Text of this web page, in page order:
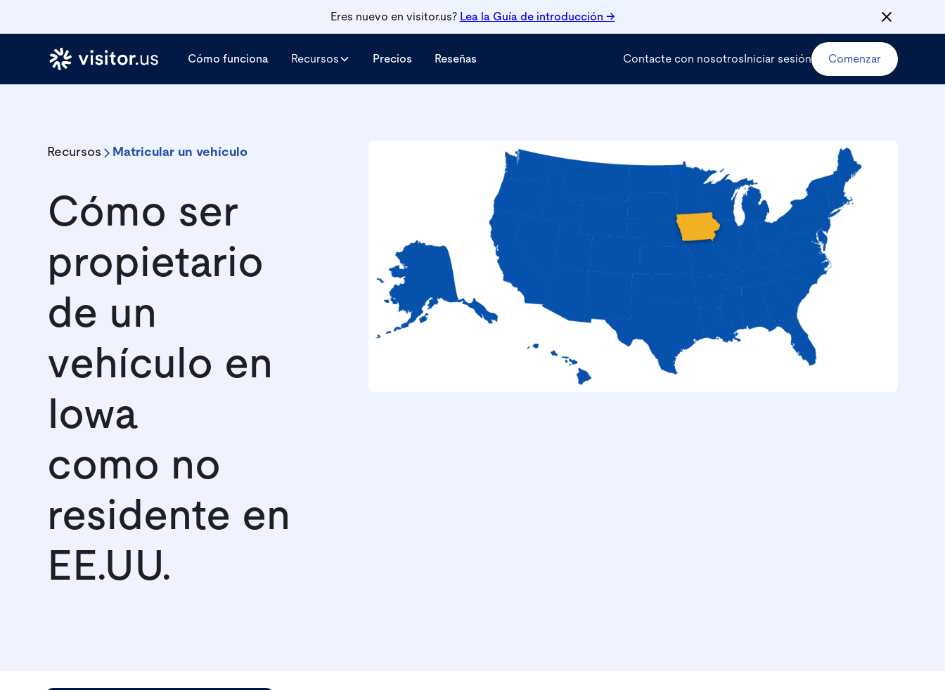
Eres nuevo en visitor.us? Lea la Guía de introducción →
Cómo funciona Recursos Precios Reseñas Contacte con nosotros Iniciar sesión Comenzar
Recursos Matricular un vehículo
Cómo ser
propietario
de un
vehículo en
Iowa
como no
residente en
EE.UU.